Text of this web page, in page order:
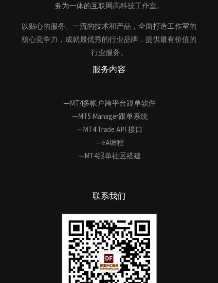
务为一体的互联网高科技工作室。
以贴心的服务、一流的技术和产品，全面打造工作室的
核心竞争力，成就最优秀的行业品牌，提供最有价值的
行业服务。
服务内容
—MT4多帐户跨平台跟单软件
—MT5 Manager跟单系统
—MT4 Trade API 接口
—EA编程
—MT4跟单社区搭建
联系我们